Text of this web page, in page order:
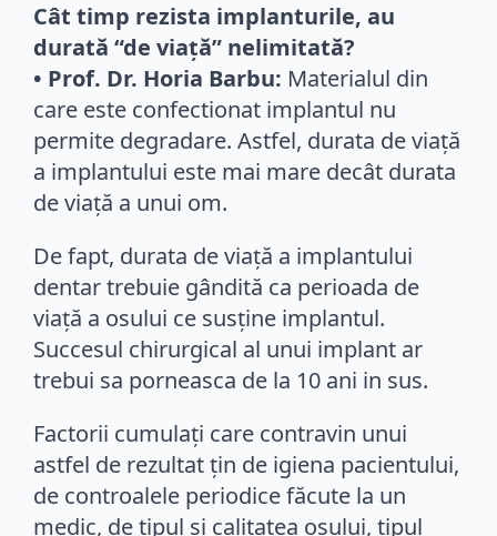
Cât timp rezista implanturile, au
durată “de viață” nelimitată?
• Prof. Dr. Horia Barbu: Materialul din
care este confectionat implantul nu
permite degradare. Astfel, durata de viață
a implantului este mai mare decât durata
de viață a unui om.
De fapt, durata de viață a implantului
dentar trebuie gândită ca perioada de
viață a osului ce susține implantul.
Succesul chirurgical al unui implant ar
trebui sa porneasca de la 10 ani in sus.
Factorii cumulați care contravin unui
astfel de rezultat țin de igiena pacientului,
de controalele periodice făcute la un
medic, de tipul și calitatea osului, tipul